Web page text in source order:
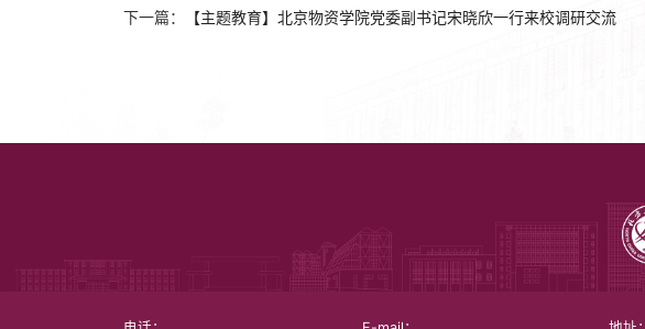
下一篇： 【主题教育】北京物资学院党委副书记宋晓欣一行来校调研交流